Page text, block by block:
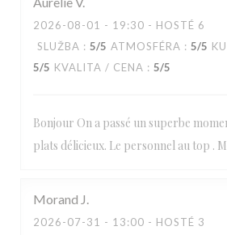
2026-08-01 - 19:30 - HOSTÉ 6
SLUŽBA : 5/5 ATMOSFÉRA : 5/5
5/5 KVALITA / CENA : 5/5
Bonjour On a passé un superbe
plats délicieux. Le personnel au top .
Morand J
2026-07-31 - 13:00 - HOSTÉ 3